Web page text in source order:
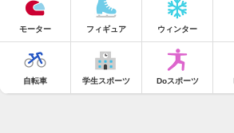
モーター フィギュア ウィンター
自転車 学生スポーツ Doスポーツ